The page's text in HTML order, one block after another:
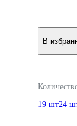
В
19 шт24